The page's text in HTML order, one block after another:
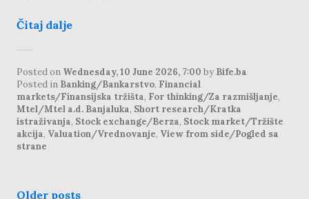
Čitaj dalje
Posted on Wednesday, 10 June 2026, 7:00 by Bife.ba
Posted in Banking/Bankarstvo, Financial
markets/Finansijska tržišta, For thinking/Za razmišljanje,
Mtel/Mtel a.d. Banjaluka, Short research/Kratka
istraživanja, Stock exchange/Berza, Stock market/Tržište
akcija, Valuation/Vrednovanje, View from side/Pogled sa
strane
posts
navigation
Older posts